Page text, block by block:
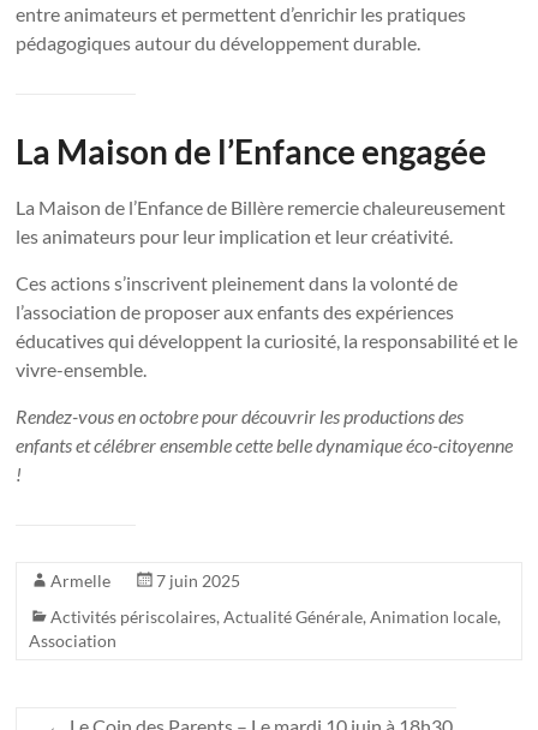
entre animateurs et permettent d’enrichir les pratiques
pédagogiques autour du développement durable.
La Maison de l’Enfance engagée
La Maison de l’Enfance de Billère remercie chaleureusement
les animateurs pour leur implication et leur créativité.
Ces actions s’inscrivent pleinement dans la volonté de
l’association de proposer aux enfants des expériences
éducatives qui développent la curiosité, la responsabilité et le
vivre-ensemble.
Rendez-vous en octobre pour découvrir les productions des
enfants et célébrer ensemble cette belle dynamique éco-citoyenne
!
Armelle
7 juin 2025
Activités périscolaires,Actualité Générale,Animation locale,
Association
← Le Coin des Parents – Le mardi 10 juin à 18h30,